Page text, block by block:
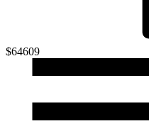
$64609